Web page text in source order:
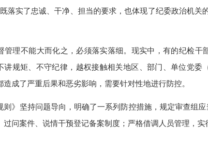
落实了忠诚、干净、担当的要求，也体现了纪委政治机关
理不能大而化之，必须落实落细。现实中，有的纪检干
讲规矩、不守纪律，越权接触相关地区、部门、单位党
造成了严重后果和恶劣影响，需要针对性地进行防控。
》坚持问题导向，明确了一系列防控措施，规定审查组
过问案件、说情干预登记备案制度；严格借调人员管理，